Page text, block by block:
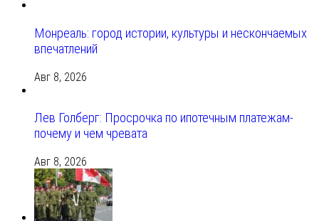
Монреаль: город истории, культуры и нескончаемых
впечатлений
Авг 8, 2026
Лев Голберг: Просрочка по ипотечным платежам-
почему и чем чревата
Авг 8, 2026